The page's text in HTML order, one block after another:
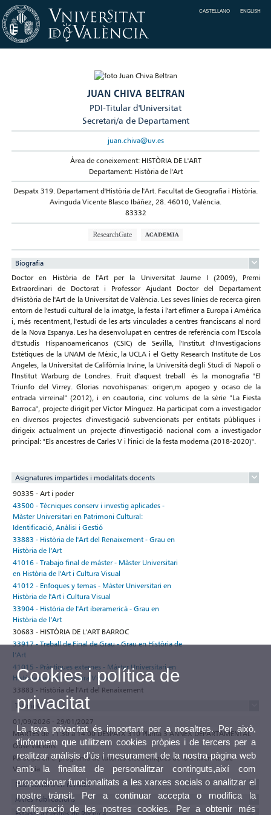
CASTELLANO ENGLISH
JUAN CHIVA BELTRAN
PDI-Titular d'Universitat
Secretari/a de Departament
juan.chiva@uv.es
Àrea de coneixement: HISTÒRIA DE L'ART
Departament: Història de l'Art
Despatx 319. Departament d'Història de l'Art. Facultat de Geografia i Història.
Avinguda Vicente Blasco Ibáñez, 28. 46010, València.
83332
Biografia
Doctor en Història de l'Art per la Universitat Jaume I (2009), Premi
Extraordinari de Doctorat i Professor Ajudant Doctor del Departament
d'Història de l'Art de la Universitat de València. Les seves línies de recerca giren
entorn de l'estudi cultural de la imatge, la festa i l'art efímer a Europa i Amèrica
i, més recentment, l'estudi de les arts vinculades a centres franciscans al nord
de la Nova Espanya. Les ha desenvolupat en centres de referència com l'Escola
d'Estudis Hispanoamericanos (CSIC) de Sevilla, l'Institut d'Investigacions
Estètiques de la UNAM de Mèxic, la UCLA i el Getty Research Institute de Los
Angeles, la Universitat de Califòrnia Irvine, la Università degli Studi di Napoli o
l'Institut Warburg de Londres. Fruit d'aquest treball és la monografia "El
Triunfo del Virrey. Glorias novohispanas: origen,m apogeo y ocaso de la
entrada virreinal" (2012), i en coautoria, cinc volums de la sèrie "La Fiesta
Barroca", projecte dirigit per Víctor Mínguez. Ha participat com a investigador
en diversos projectes d'investigació subvencionats per entitats públiques i
dirigeix ​​actualment un projecte d'investigació nacional com a investigador
principal: "Els ancestres de Carles V i l'inici de la festa moderna (2018-2020)".
Asignatures impartides i modalitats docents
90335 - Art i poder
43500 - Tècniques conserv i investig aplicades -
Màster Universitari en Patrimoni Cultural:
Identificació, Anàlisi i Gestió
33883 - Història de l'Art del Renaixement - Grau en
Història de l’Art
41016 - Trabajo final de máster - Màster Universitari
en Història de l'Art i Cultura Visual
41012 - Enfoques y temas - Màster Universitari en
Història de l'Art i Cultura Visual
33904 - Història de l'Art iberamericà - Grau en
Història de l’Art
30683 - HISTÒRIA DE L'ART BARROC
33917 - Treball de Final de Grau - Grau en Història de
l’Art
41015 - Pràctiques externes - Màster Universitari en
Història de l'Art i Cultura Visual
33883 - Història de l'Art del Renaixement
Tutories
01/09/2026 - 29/01/2027
MARTES de 11:30 a 14:00 DESPATX 310 Planta 3 ANNEX DEPARTAMENTAL
Observacions
Participa en el programa de tutories electròniques de la Universitat de
València
Publicacions en revistes
Altres Publicacions
Cookies i política de
privacitat
La teva privacitat és important per a nosaltres. Per això,
t'informem que utilitzem cookies pròpies i de tercers per a
realitzar anàlisis d'ús i mesurament de la nostra pàgina web
amb la finalitat de personalitzar continguts,així com
proporcionar funcionalitats a les xarxes socials o analitzar el
nostre trànsit. Per a continuar accepta o modifica la
configuració de les nostres cookies. Per a obtenir més